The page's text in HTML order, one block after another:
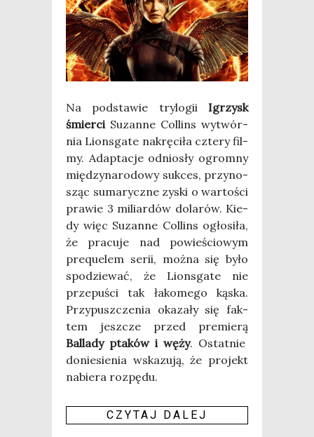
Na pod­sta­wie try­lo­gii Igrzysk
śmier­ciSuzan­ne Col­lins wytwór­
nia Lions­ga­te nakrę­ci­ła czte­ry fil­
my. Adap­ta­cje odnio­sły ogrom­ny
mię­dzy­na­ro­do­wy suk­ces, przy­no­
sząc suma­rycz­ne zyski o war­to­ści
pra­wie 3 miliar­dów dola­rów. Kie­
dy więc Suzan­ne Col­lins ogło­si­ła,
że pra­cu­je nad powie­ścio­wym
pre­qu­elem serii, moż­na się było
spo­dzie­wać, że Lions­ga­te nie
prze­pu­ści tak łako­me­go kąska.
Przy­pusz­cze­nia oka­za­ły się fak­
tem jesz­cze przed pre­mie­rą
Bal­la­dy pta­ków i węży. Ostat­nie
donie­sie­nia wska­zu­ją, że pro­jekt
nabie­ra roz­pę­du.
CZY­TAJ DALEJ